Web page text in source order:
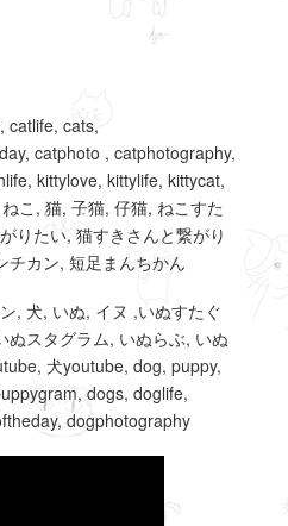
catlife, cats,
catphoto , catphotography,
kittylove, kittylife, kittycat,
こ, 猫, 子猫, 仔猫, ねこすた
りたい, 猫すきさんと繋がり
チカン, 短足まんちかん
, 犬, いぬ, イヌ ,いぬすたぐ
ぬスタグラム, いぬらぶ, いぬ
犬youtube, dog, puppy,
dogs, doglife,
dogphotography